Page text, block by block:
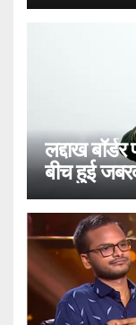
लद्दाख
बीच हुई